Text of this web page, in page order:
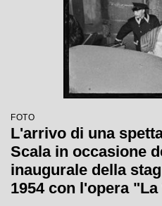
FOTO
L'arrivo di una
Scala in occasione
inaugurale della
1954 con l'opera